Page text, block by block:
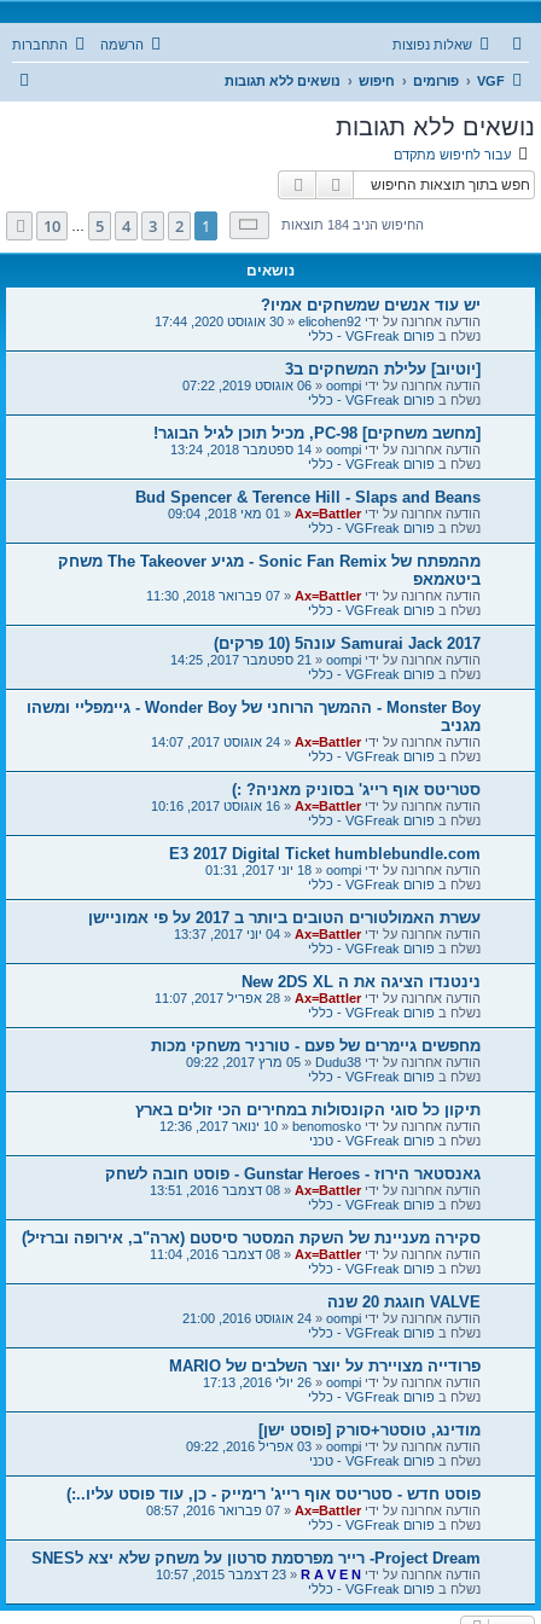
שאלות נפוצות התחברות הרשמה
VGF פורומים חיפוש נושאים ללא תגובות
נושאים ללא תגובות
עבור לחיפוש מתקדם
חיפוש
החיפוש הניב 184 תוצאות דף1מתוך10
1
2
3
4
5
10 הבא
נושאים
יש עוד אנשים שמשחקים אמיו?
הודעה אחרונה על ידי elicohen92
«30 אוגוסט 2020, 17:44
נשלח בפורום VGFreak - כללי
[יוטיוב] עלילת המשחקים ב3
הודעה אחרונה על ידי oompi
«06 אוגוסט 2019, 07:22
נשלח בפורום VGFreak - כללי
[מחשב משחקים] PC-98, מכיל תוכן לגיל הבוגר!
הודעה אחרונה על ידי oompi
«14 ספטמבר 2018, 13:24
נשלח בפורום VGFreak - כללי
Bud Spencer & Terence Hill - Slaps and Beans
הודעה אחרונה על ידי Ax=Battler
«01 מאי 2018, 09:04
נשלח בפורום VGFreak - כללי
מהמפתח של Sonic Fan Remix - מגיע The Takeover משחק
ביטאמאפ
הודעה אחרונה על ידי Ax=Battler
«07 פברואר 2018, 11:30
נשלח בפורום VGFreak - כללי
Samurai Jack 2017 עונה5 (10 פרקים)
הודעה אחרונה על ידי oompi
«21 ספטמבר 2017, 14:25
נשלח בפורום VGFreak - כללי
Monster Boy - ההמשך הרוחני של Wonder Boy - גיימפליי ומשהו
מגניב
הודעה אחרונה על ידי Ax=Battler
«24 אוגוסט 2017, 14:07
נשלח בפורום VGFreak - כללי
סטריטס אוף רייג' בסוניק מאניה? :)
הודעה אחרונה על ידי Ax=Battler
«16 אוגוסט 2017, 10:16
נשלח בפורום VGFreak - כללי
E3 2017 Digital Ticket humblebundle.com
הודעה אחרונה על ידי oompi
«18 יוני 2017, 01:31
נשלח בפורום VGFreak - כללי
עשרת האמולטורים הטובים ביותר ב 2017 על פי אמוניישן
הודעה אחרונה על ידי Ax=Battler
«04 יוני 2017, 13:37
נשלח בפורום VGFreak - כללי
נינטנדו הציגה את ה New 2DS XL
הודעה אחרונה על ידי Ax=Battler
«28 אפריל 2017, 11:07
נשלח בפורום VGFreak - כללי
מחפשים גיימרים של פעם - טורניר משחקי מכות
הודעה אחרונה על ידי Dudu38
«05 מרץ 2017, 09:22
נשלח בפורום VGFreak - כללי
תיקון כל סוגי הקונסולות במחירים הכי זולים בארץ
הודעה אחרונה על ידי benomosko
«10 ינואר 2017, 12:36
נשלח בפורום VGFreak - טכני
גאנסטאר הירוז - Gunstar Heroes - פוסט חובה לשחק
הודעה אחרונה על ידי Ax=Battler
«08 דצמבר 2016, 13:51
נשלח בפורום VGFreak - כללי
סקירה מעניינת של השקת המסטר סיסטם (ארה"ב, אירופה וברזיל)
הודעה אחרונה על ידי Ax=Battler
«08 דצמבר 2016, 11:04
נשלח בפורום VGFreak - כללי
VALVE חוגגת 20 שנה
הודעה אחרונה על ידי oompi
«24 אוגוסט 2016, 21:00
נשלח בפורום VGFreak - כללי
פרודייה מצויירת על יוצר השלבים של MARIO
הודעה אחרונה על ידי oompi
«26 יולי 2016, 17:13
נשלח בפורום VGFreak - כללי
מודינג, טוסטר+סורק [פוסט ישן]
הודעה אחרונה על ידי oompi
«03 אפריל 2016, 09:22
נשלח בפורום VGFreak - טכני
פוסט חדש - סטריטס אוף רייג' רימייק - כן, עוד פוסט עליו..:)
הודעה אחרונה על ידי Ax=Battler
«07 פברואר 2016, 08:57
נשלח בפורום VGFreak - כללי
Project Dream- רייר מפרסמת סרטון על משחק שלא יצא לSNES
הודעה אחרונה על ידי R A V E N
«23 דצמבר 2015, 10:57
נשלח בפורום VGFreak - כללי